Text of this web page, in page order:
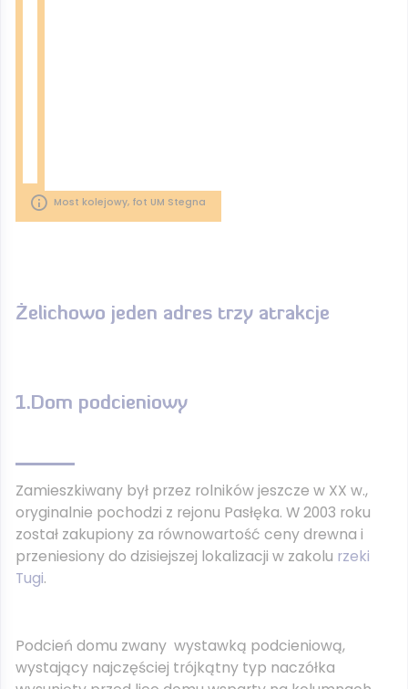
Most kolejowy, fot UM Stegna
Żelichowo jeden adres trzy atrakcje
1.Dom podcieniowy
Zamieszkiwany był przez rolników jeszcze w XX w.,
oryginalnie pochodzi z rejonu Pasłęka. W 2003 roku
został zakupiony za równowartość ceny drewna i
przeniesiony do dzisiejszej lokalizacji w zakolu rzeki
Tugi.
Podcień domu zwany wystawką podcieniową,
wystający najczęściej trójkątny typ naczółka